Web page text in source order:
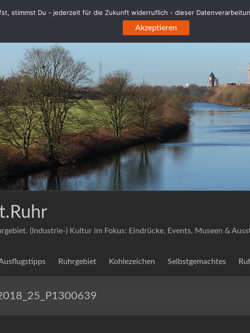
(Industrie-) Kultur im Fokus: Eindrücke, Events, Museen &
Ruhrgebiet Kohlezeichen Selbstgemachtes
stimmst Du - jederzeit für die Zukunft widerruflich - dieser
Akzeptieren